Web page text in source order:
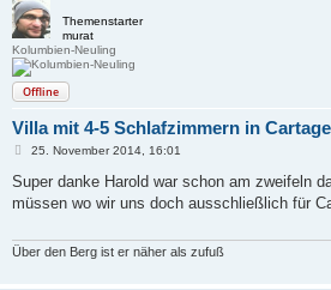
Themenstarter
murat
Kolumbien-Neuling
Offline
Villa mit 4-5 Schlafzimmern in
B
r
25. November 2014, 16:01
Super danke Harold war schon am zweifeln
müssen wo wir uns doch ausschließlich für
Über den Berg ist er näher als zufuß